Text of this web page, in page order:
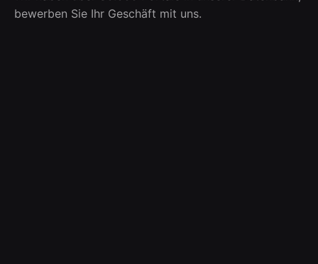
bewerben Sie Ihr Geschäft mit uns.